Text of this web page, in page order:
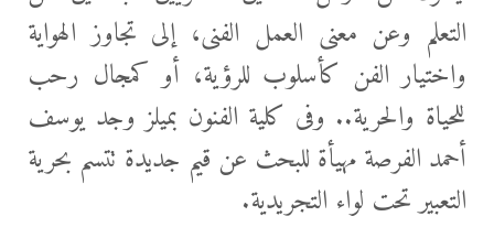
التعلم وعن معنى العمل الفنى، إلى تجاوز الهواية
واختيار الفن كأسلوب للرؤية، أو كمجال رحب
للحياة والحرية.. وفى كلية الفنون بميلز وجد يوسف
أحمد الفرصة مهيأة للبحث عن قيم جديدة تتسم بحرية
التعبير تحت لواء التجريدية.